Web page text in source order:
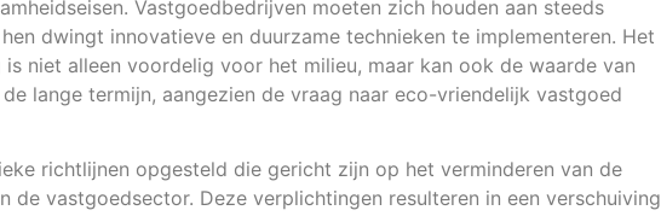
Vastgoedbedrijven moeten zich houden aan steeds
dwingt innovatieve en duurzame technieken te implementeren. Het
niet alleen voordelig voor het milieu, maar kan ook de waarde van
lange termijn, aangezien de vraag naar eco-vriendelijk vastgoed
richtlijnen opgesteld die gericht zijn op het verminderen van de
de vastgoedsector. Deze verplichtingen resulteren in een verschuiving